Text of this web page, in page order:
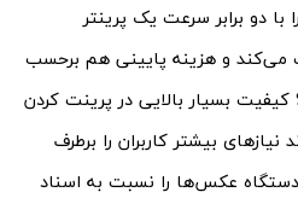
دو برابر سرعت یک پرینتر
می‌کند و هزینه پایینی هم برحسب
هر صفحه دارد. ایکس پی 640 کیفیت بسیار بالایی در پرینت کردن
نیازهای بیشتر کاربران را برطرف
عکس‌ها را نسبت به اسناد